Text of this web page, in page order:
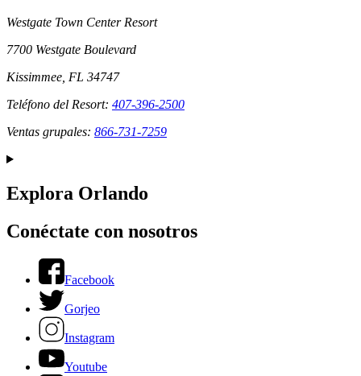
Westgate Town Center Resort
7700 Westgate Boulevard
Kissimmee, FL 34747
Teléfono del Resort: 407-396-2500
Ventas grupales: 866-731-7259
Explora Orlando
Conéctate con nosotros
Facebook
Gorjeo
Instagram
Youtube